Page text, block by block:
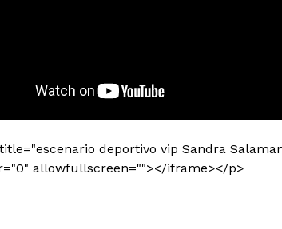
deportivo vip Sandra
allowfullscreen=""></iframe></p>